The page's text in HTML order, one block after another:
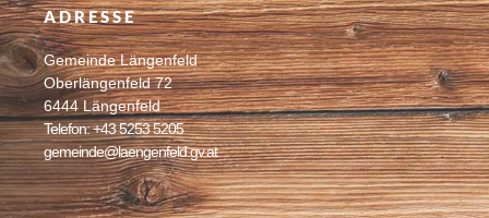
ADRESSE
Gemeinde Längenfeld
Oberlängenfeld 72
6444 Längenfeld
Telefon: +43 5253 5205
gemeinde@laengenfeld.gv.at